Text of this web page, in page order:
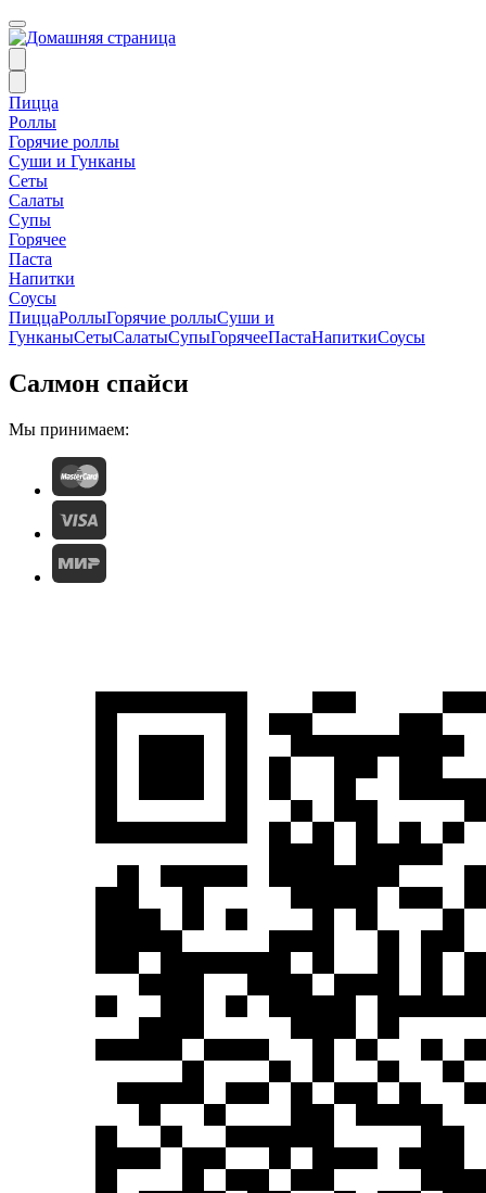
Пицца
Роллы
Горячие роллы
Суши и Гунканы
Сеты
Салаты
Супы
Горячее
Паста
Напитки
Соусы
ПиццаРоллыГорячие роллыСуши и
ГунканыСетыСалатыСупыГорячееПастаНапиткиСоусы
Салмон спайси
Мы принимаем: